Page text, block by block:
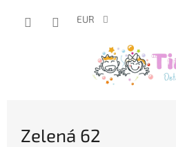
EUR
Zelená 62